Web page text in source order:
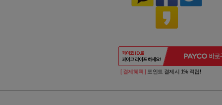
[ 결제혜택 ] 포인트 결제시 1% 적립!